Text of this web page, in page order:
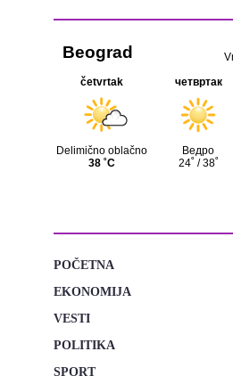
POČETNA
EKONOMIJA
VESTI
POLITIKA
SPORT